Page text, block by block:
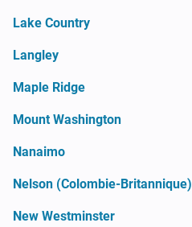
Lake Country
Langley
Maple Ridge
Mount Washington
Nanaimo
Nelson (Colombie-Britannique)
New Westminster